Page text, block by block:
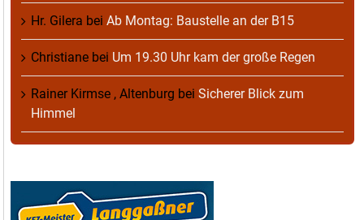
Hr. Gilera bei Ab Montag: Baustelle an der B15
Christiane bei Um 19.30 Uhr kam der große Regen
Rainer Kirmse , Altenburg bei Sicherer Blick zum
Himmel